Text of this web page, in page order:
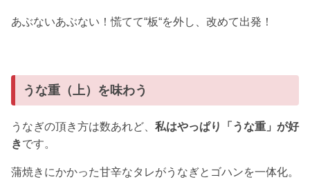
あぶないあぶない！慌てて“板“を外し、改めて出発！
うな重（上）を味わう
うなぎの頂き方は数あれど、 私はやっぱり「うな重」が好
きです。
蒲焼きにかかった甘辛なタレがうなぎとゴハンを一体化。